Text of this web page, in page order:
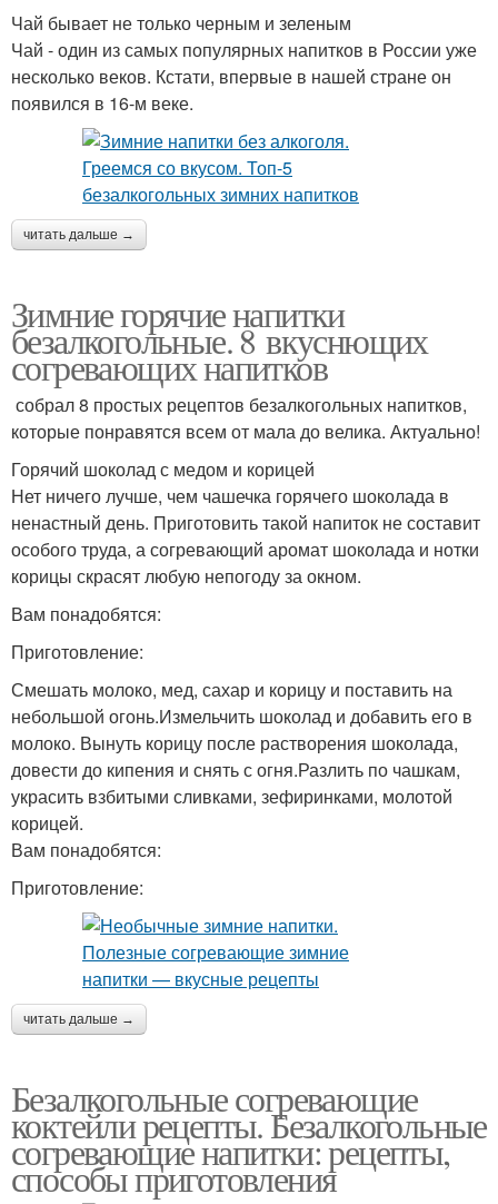
Чай бывает не только черным и зеленым
Чай - один из самых популярных напитков в России уже
несколько веков. Кстати, впервые в нашей стране он
появился в 16-м веке.
читать дальше →
Зимние горячие напитки
безалкогольные. 8 вкуснющих
согревающих напитков
собрал 8 простых рецептов безалкогольных напитков,
которые понравятся всем от мала до велика. Актуально!
Горячий шоколад с медом и корицей
Нет ничего лучше, чем чашечка горячего шоколада в
ненастный день. Приготовить такой напиток не составит
особого труда, а согревающий аромат шоколада и нотки
корицы скрасят любую непогоду за окном.
Вам понадобятся:
Приготовление:
Смешать молоко, мед, сахар и корицу и поставить на
небольшой огонь.Измельчить шоколад и добавить его в
молоко. Вынуть корицу после растворения шоколада,
довести до кипения и снять с огня.Разлить по чашкам,
украсить взбитыми сливками, зефиринками, молотой
корицей.
Вам понадобятся:
Приготовление:
читать дальше →
Безалкогольные согревающие
коктейли рецепты. Безалкогольные
согревающие напитки: рецепты,
способы приготовления